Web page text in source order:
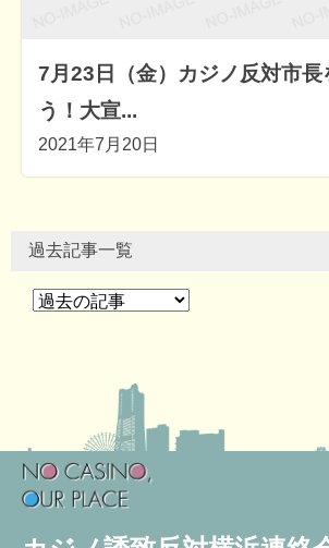
7月23日（金）カジノ反対市長
う！大宣...
2021年7月20日
過去記事一覧